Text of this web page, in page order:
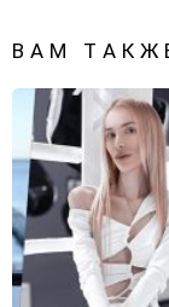
ВАМ